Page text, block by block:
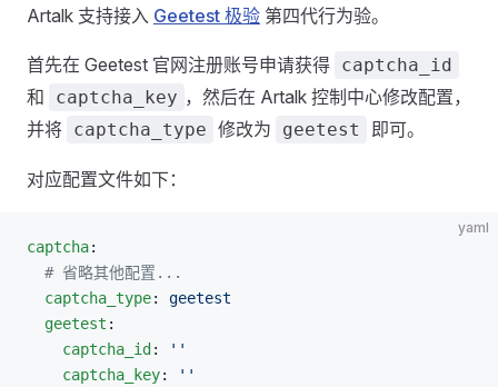
Artalk 支持接入 Geetest 极验 第四代行为验。
首先在 Geetest 官网注册账号申请获得 captcha_id
和 captcha_key ，然后在 Artalk 控制中心修改配置，
并将 captcha_type 修改为 geetest 即可。
对应配置文件如下：
yaml
captcha:
  # 省略其他配置...
  captcha_type
: geetest
  geetest
:
    captcha_id
:
''
    captcha_key
: ''